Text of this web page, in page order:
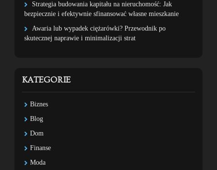
Strategia budowania kapitału na nieruchomość: Jak
bezpiecznie i efektywnie sfinansować własne mieszkanie
Awaria lub wypadek ciężarówki? Przewodnik po
skutecznej naprawie i minimalizacji strat
KATEGORIE
Biznes
Blog
Dom
Finanse
Moda